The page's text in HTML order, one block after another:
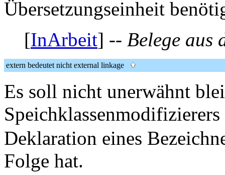
Übersetzungseinheit
[InArbeit] -- Belege aus
extern bedeutet nicht external linkage
Es soll nicht unerwähnt
Speichklassenmodifizierers
Deklaration eines
Folge hat.